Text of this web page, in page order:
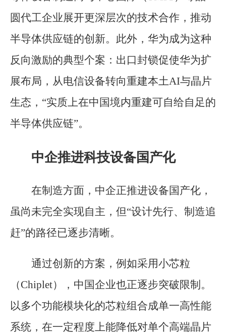
圆代工企业展开更深层次的技术合作，推动
半导体供应链的创新。此外，华为成为这种
反向激励的典型个案：出口封锁促使华为扩
展布局，从电信设备转向重建本土AI与晶片
生态，“实质上在中国境内重建可自给自足的
半导体供应链”。
中企推进科技设备国产化
在制造方面，中企正推进设备国产化，
虽尚未完全实现自主，但“设计先行、制造追
赶”的路径已逐步清晰。
通过创新的方案，例如采用小芯粒
（Chiplet），中国企业也正逐步突破限制。
以多个功能模块化的芯粒组合成单一高性能
系统，在一定程度上能降低对单个高端晶片